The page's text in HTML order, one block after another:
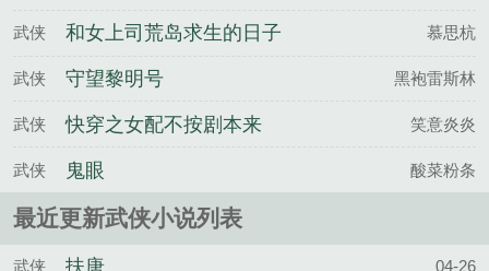
武侠 和女上司荒岛求生的日子 慕思杭
武侠 守望黎明号 黑袍雷斯林
武侠 快穿之女配不按剧本来 笑意炎炎
武侠 鬼眼 酸菜粉条
最近更新武侠小说列表
武侠 04-26